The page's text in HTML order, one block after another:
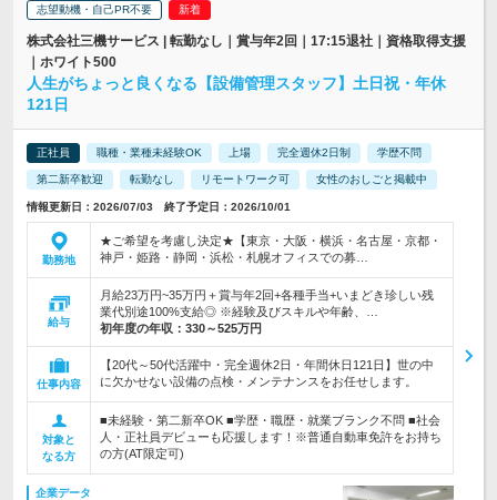
志望動機・自己PR不要
株式会社三機サービス | 転勤なし｜賞与年2回｜17:15退社｜資格取得支援
｜ホワイト500
人生がちょっと良くなる【設備管理スタッフ】土日祝・年休
121日
正社員 職種・業種未経験OK 上場 完全週休2日制 学歴不問
第二新卒歓迎 転勤なし リモートワーク可 女性のおしごと掲載中
情報更新日：2026/07/03 終了予定日：2026/10/01
勤務地
★ご希望を考慮し決定★【東京・大阪・横浜・名古屋・京都・
神戸・姫路・静岡・浜松・札幌オフィスでの募…
給与
月給23万円~35万円＋賞与年2回+各種手当+いまどき珍しい残
業代別途100%支給◎ ※経験及びスキルや年齢、…
初年度の年収： 330～525万円
仕事内容
【20代～50代活躍中・完全週休2日・年間休日121日】世の中
に欠かせない設備の点検・メンテナンスをお任せします。
対象と
なる方
■未経験・第二新卒OK ■学歴・職歴・就業ブランク不問 ■社会
人・正社員デビューも応援します！※普通自動車免許をお持ち
の方(AT限定可)
企業データ